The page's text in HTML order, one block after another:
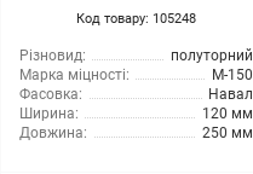
Код товару: 105248
Різновид:
полуторний
Марка міцності:
М-150
Фасовка:
Навал
Ширина:
120 мм
Довжина:
250 мм